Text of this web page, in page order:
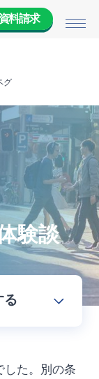
メ
料請求
グ
験談
る
した。別の条